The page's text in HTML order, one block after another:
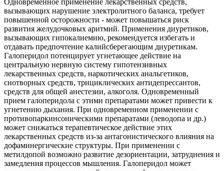
вызывающих нарушение электролитного баланса, требует
повышенной осторожности - может повышаться риск
развития желудочковых аритмий. Применения диуретиков,
вызывающих гипокалиемию, рекомендуется избегать и
отдавать предпочтение калийсберегающим диуретикам.
Галоперидол потенцирует угнетающее действие на
центральную нервную систему гипотензивных
лекарственных средств, наркотических анальгетиков,
снотворных средств, трициклических антидепрессантов,
средств для общей анестезии, алкоголя. Одновременный
прием галоперидола с этими препаратами может привести к
угнетению дыхания. При одновременном применении с
противопаркинсоническими препаратами (леводопа и др.)
может снижаться терапевтическое действие этих
лекарственных средств из-за антагонистического влияния на
дофаминергические структуры. При применении с
метилдопой возможно развитие дезориентации, затруднения и
замедления процессов мышления. Галоперидол может